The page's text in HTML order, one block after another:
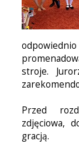
stroje.
Przed
zdjęciowa,
gracją.